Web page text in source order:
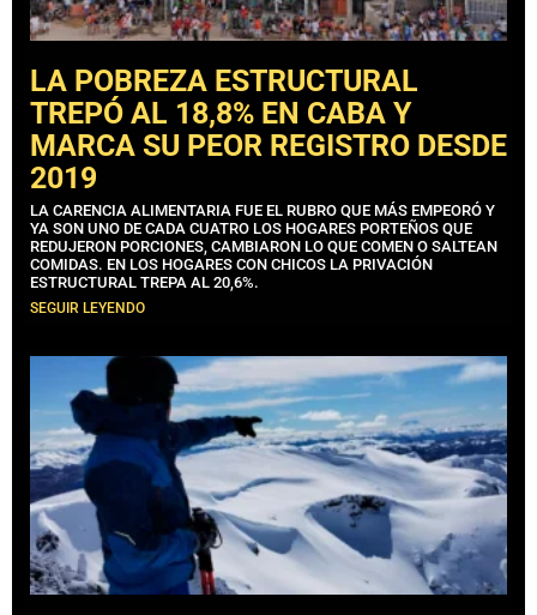
LA POBREZA ESTRUCTURAL
TREPÓ AL 18,8% EN CABA Y
MARCA SU PEOR REGISTRO DESDE
2019
LA CARENCIA ALIMENTARIA FUE EL RUBRO QUE MÁS EMPEORÓ Y
YA SON UNO DE CADA CUATRO LOS HOGARES PORTEÑOS QUE
REDUJERON PORCIONES, CAMBIARON LO QUE COMEN O SALTEAN
COMIDAS. EN LOS HOGARES CON CHICOS LA PRIVACIÓN
ESTRUCTURAL TREPA AL 20,6%.
SEGUIR LEYENDO